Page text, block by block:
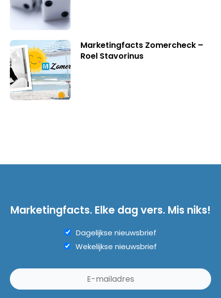
Marketingfacts Zomercheck –
Roel Stavorinus
Marketingfacts. Elke dag vers. Mis niks!
Dagelijkse nieuwsbrief
Wekelijkse nieuwsbrief